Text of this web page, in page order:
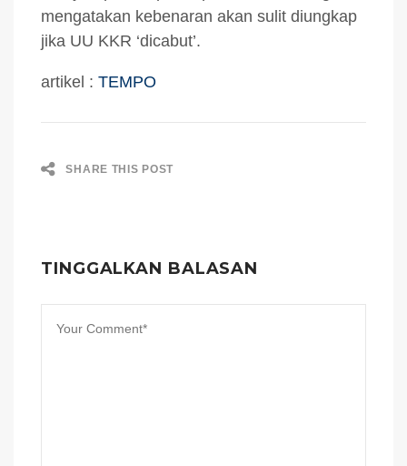
mengatakan kebenaran akan sulit diungkap
jika UU KKR ‘dicabut’.
artikel : TEMPO
SHARE THIS POST
TINGGALKAN BALASAN